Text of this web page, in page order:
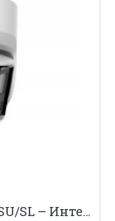
Hikvision DS-2CD2346G2P-ISU/SL – Интелигентна панорамна камера с 180° изглед и активна защита